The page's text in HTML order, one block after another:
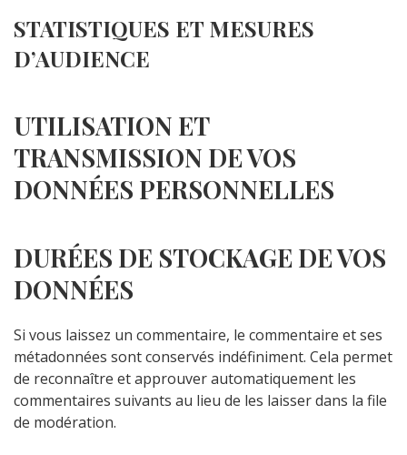
STATISTIQUES ET MESURES
D’AUDIENCE
UTILISATION ET
TRANSMISSION DE VOS
DONNÉES PERSONNELLES
DURÉES DE STOCKAGE DE VOS
DONNÉES
Si vous laissez un commentaire, le commentaire et ses
métadonnées sont conservés indéfiniment. Cela permet
de reconnaître et approuver automatiquement les
commentaires suivants au lieu de les laisser dans la file
de modération.